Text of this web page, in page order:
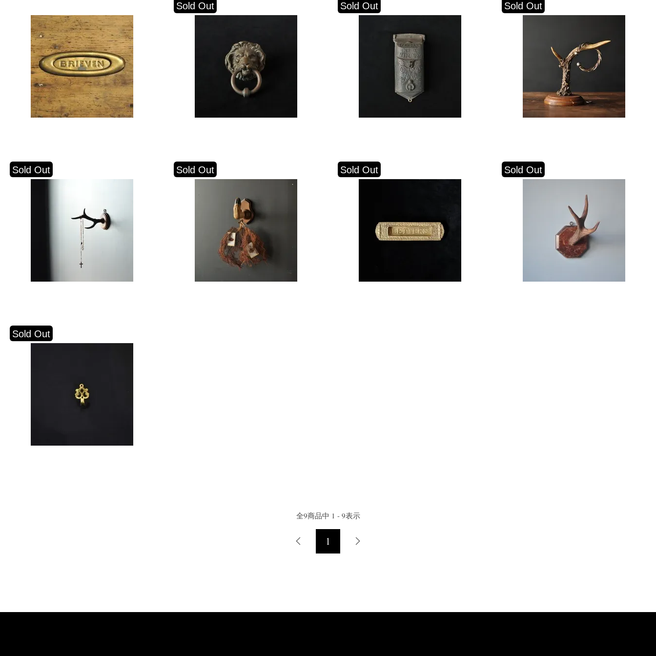
Sold Out Sold Out Sold Out
Sold Out Sold Out Sold Out Sold Out
Sold Out
全9商品中 1 - 9表示
1